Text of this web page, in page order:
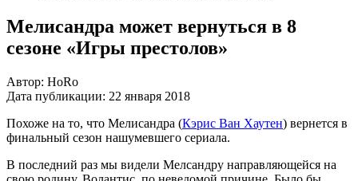
Мелисандра может вернуться в 8
сезоне «Игры престолов»
Автор: HoRo
Дата публикации: 22 января 2018
Похоже на то, что Мелисандра (Кэрис Ван Хаутен) вернется в
финальный сезон нашумевшего сериала.
В последний раз мы видели Мелсандру направляющейся на